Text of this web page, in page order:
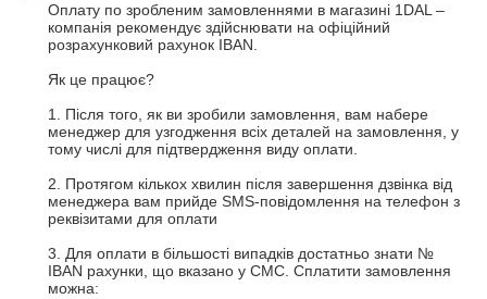
Оплату по зробленим замовленнями в магазині 1DAL –
компанія рекомендує здійснювати на офіційний
розрахунковий рахунок IBAN.
Як це працює?
1. Після того, як ви зробили замовлення, вам набере
менеджер для узгодження всіх деталей на замовлення, у
тому числі для підтвердження виду оплати.
2. Протягом кількох хвилин після завершення дзвінка від
менеджера вам прийде SMS-повідомлення на телефон з
реквізитами для оплати
3. Для оплати в більшості випадків достатньо знати №
IBAN рахунки, що вказано у СМС. Сплатити замовлення
можна: